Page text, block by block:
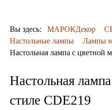
Люстры из мозаики
Бра
Вы здесь: МАРОКДекор
Настольные лампы
Лампы
Настольная лампа с цветной
Настольная
стиле CDE219